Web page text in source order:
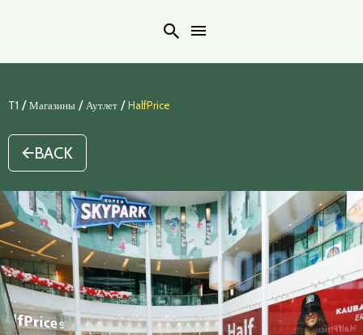
Search
T1 / Магазины / Аутлет / HalfPrice
BACK